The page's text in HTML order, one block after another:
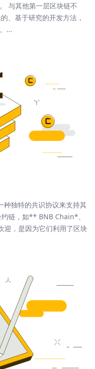
与其他第一层区块链不
、基于研究的开发方法，
...
种独特的共识协议来支持其
链，如** BNB Chain*、
，是因为它们利用了区块